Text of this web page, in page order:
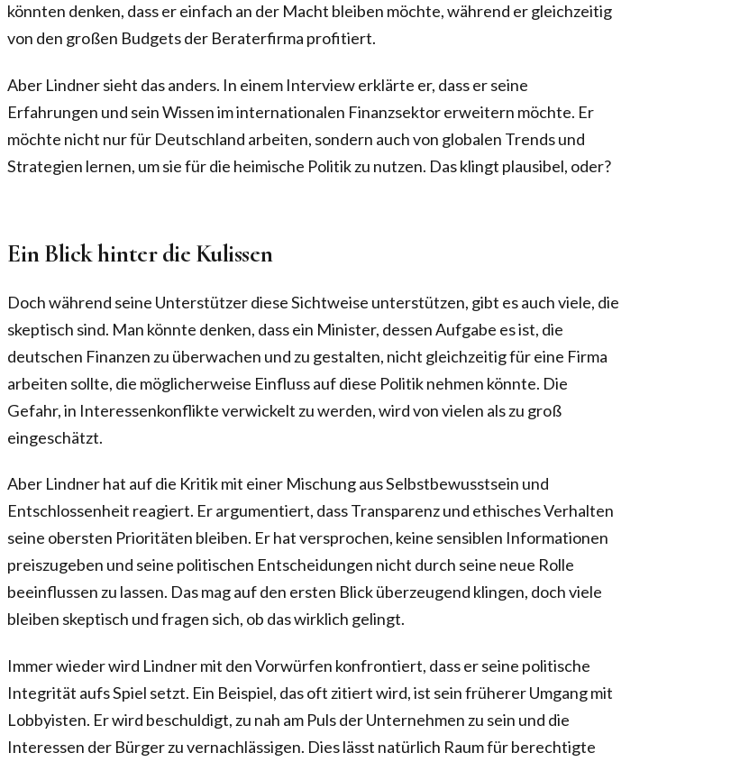
könnten denken, dass er einfach an der Macht bleiben möchte, während er gleichzeitig
von den großen Budgets der Beraterfirma profitiert.
Aber Lindner sieht das anders. In einem Interview erklärte er, dass er seine
Erfahrungen und sein Wissen im internationalen Finanzsektor erweitern möchte. Er
möchte nicht nur für Deutschland arbeiten, sondern auch von globalen Trends und
Strategien lernen, um sie für die heimische Politik zu nutzen. Das klingt plausibel, oder?
Ein Blick hinter die Kulissen
Doch während seine Unterstützer diese Sichtweise unterstützen, gibt es auch viele, die
skeptisch sind. Man könnte denken, dass ein Minister, dessen Aufgabe es ist, die
deutschen Finanzen zu überwachen und zu gestalten, nicht gleichzeitig für eine Firma
arbeiten sollte, die möglicherweise Einfluss auf diese Politik nehmen könnte. Die
Gefahr, in Interessenkonflikte verwickelt zu werden, wird von vielen als zu groß
eingeschätzt.
Aber Lindner hat auf die Kritik mit einer Mischung aus Selbstbewusstsein und
Entschlossenheit reagiert. Er argumentiert, dass Transparenz und ethisches Verhalten
seine obersten Prioritäten bleiben. Er hat versprochen, keine sensiblen Informationen
preiszugeben und seine politischen Entscheidungen nicht durch seine neue Rolle
beeinflussen zu lassen. Das mag auf den ersten Blick überzeugend klingen, doch viele
bleiben skeptisch und fragen sich, ob das wirklich gelingt.
Immer wieder wird Lindner mit den Vorwürfen konfrontiert, dass er seine politische
Integrität aufs Spiel setzt. Ein Beispiel, das oft zitiert wird, ist sein früherer Umgang mit
Lobbyisten. Er wird beschuldigt, zu nah am Puls der Unternehmen zu sein und die
Interessen der Bürger zu vernachlässigen. Dies lässt natürlich Raum für berechtigte